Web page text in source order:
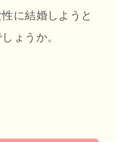
に結婚しようと
ょうか。